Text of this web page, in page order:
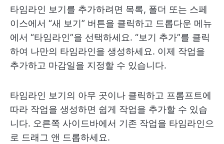
타임라인 보기를 추가하려면 목록, 폴더 또는 스페
이스에서 “새 보기” 버튼을 클릭하고 드롭다운 메뉴
에서 “타임라인”을 선택하세요. “보기 추가”를 클릭
하여 나만의 타임라인을 생성하세요. 이제 작업을
추가하고 마감일을 지정할 수 있습니다.
타임라인 보기의 아무 곳이나 클릭하고 프롬프트에
따라 작업을 생성하면 쉽게 작업을 추가할 수 있습
니다. 오른쪽 사이드바에서 기존 작업을 타임라인으
로 드래그 앤 드롭하세요.